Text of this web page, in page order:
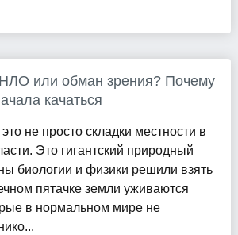
или обман зрения? Почему
качаться
не просто складки местности в
Это гигантский природный
биологии и физики решили взять
пятачке земли уживаются
в нормальном мире не